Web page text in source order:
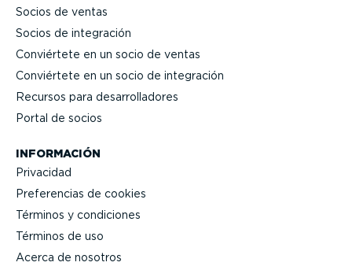
Socios de ventas
Socios de integración
Conviértete en un socio de ventas
Conviértete en un socio de integración
Recursos para desarro­lla­dores
Portal de socios
INFORMACIÓN
Privacidad
Prefe­rencias de cookies
Términos y condiciones
Términos de uso
Acerca de nosotros